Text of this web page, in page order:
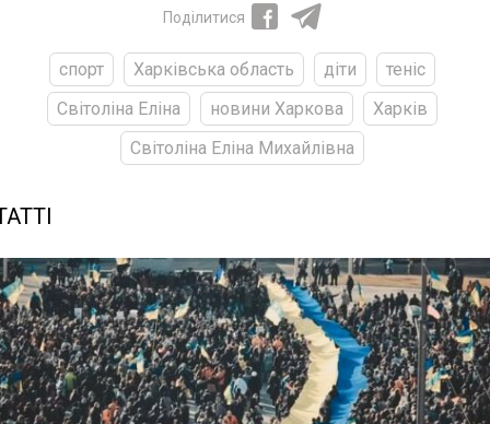
Поділитися
спорт Харківська область діти
теніс
Світоліна Еліна
новини Харкова
Харків
Світоліна Еліна Михайлівна